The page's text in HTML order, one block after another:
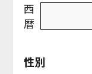
西
暦
性別